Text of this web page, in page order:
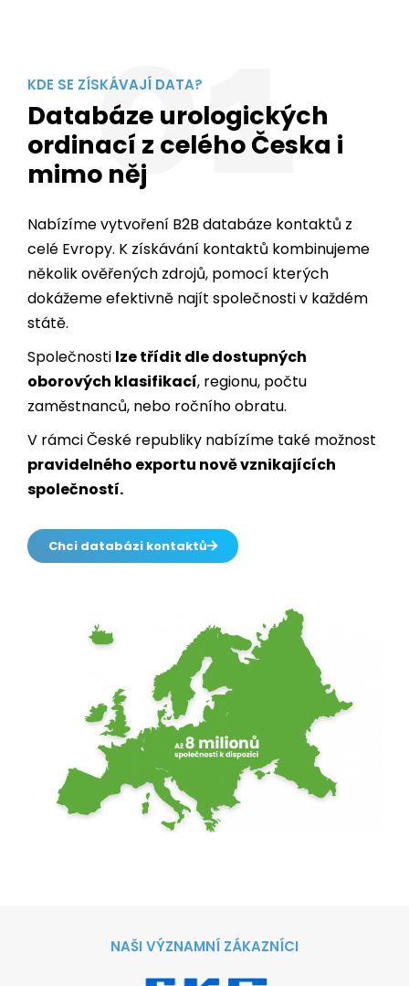
01
KDE SE ZÍSKÁVAJÍ DATA?
Databáze urologických
ordinací z celého Česka i
mimo něj
Nabízíme vytvoření B2B databáze kontaktů z
celé Evropy. K získávání kontaktů kombinujeme
několik ověřených zdrojů, pomocí kterých
dokážeme efektivně najít společnosti v každém
státě.
Společnosti lze třídit dle dostupných
oborových klasifikací, regionu, počtu
zaměstnanců, nebo ročního obratu.
V rámci České republiky nabízíme také možnost
pravidelného exportu nově vznikajících
společností.
Chci databázi kontaktů
NAŠI VÝZNAMNÍ ZÁKAZNÍCI